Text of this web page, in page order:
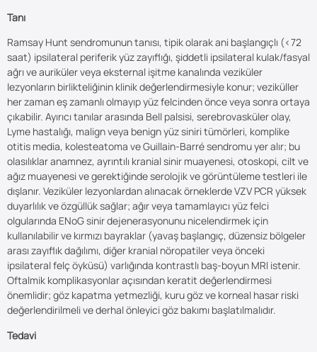
Tanı
Ramsay Hunt sendromunun tanısı, tipik olarak ani başlangıçlı (<72
saat) ipsilateral periferik yüz zayıflığı, şiddetli ipsilateral kulak/fasyal
ağrı ve auriküler veya eksternal işitme kanalında veziküler
lezyonların birlikteliğinin klinik değerlendirmesiyle konur; veziküller
her zaman eş zamanlı olmayıp yüz felcinden önce veya sonra ortaya
çıkabilir. Ayırıcı tanılar arasında Bell palsisi, serebrovasküler olay,
Lyme hastalığı, malign veya benign yüz siniri tümörleri, komplike
otitis media, kolesteatoma ve Guillain-Barré sendromu yer alır; bu
olasılıklar anamnez, ayrıntılı kranial sinir muayenesi, otoskopi, cilt ve
ağız muayenesi ve gerektiğinde serolojik ve görüntüleme testleri ile
dışlanır. Veziküler lezyonlardan alınacak örneklerde VZV PCR yüksek
duyarlılık ve özgüllük sağlar; ağır veya tamamlayıcı yüz felci
olgularında ENoG sinir dejenerasyonunu nicelendirmek için
kullanılabilir ve kırmızı bayraklar (yavaş başlangıç, düzensiz bölgeler
arası zayıflık dağılımı, diğer kranial nöropatiler veya önceki
ipsilateral felç öyküsü) varlığında kontrastlı baş-boyun MRI istenir.
Oftalmik komplikasyonlar açısından keratit değerlendirmesi
önemlidir; göz kapatma yetmezliği, kuru göz ve korneal hasar riski
değerlendirilmeli ve derhal önleyici göz bakımı başlatılmalıdır.
Tedavi